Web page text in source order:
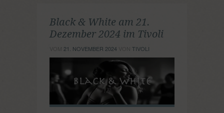
Black & White am 21.
Dezember 2024 im Tivoli
21. NOVEMBER 2024 TIVOLI